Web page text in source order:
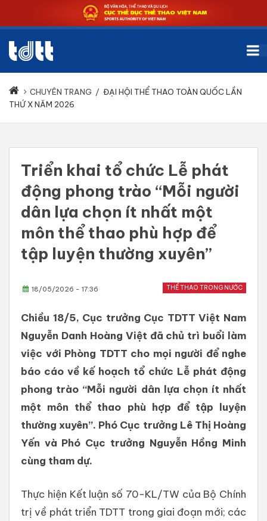
CHUYÊN TRANG / ĐẠI HỘI THỂ THAO TOÀN QUỐC LẦN
THỨ X NĂM 2026
Triển khai tổ chức Lễ phát
động phong trào “Mỗi người
dân lựa chọn ít nhất một
môn thể thao phù hợp để
tập luyện thường xuyên”
THỂ THAO TRONG NƯỚC
18/05/2026 - 17:36
Chiều 18/5, Cục trưởng Cục TDTT Việt Nam
Nguyễn Danh Hoàng Việt đã chủ trì buổi làm
việc với Phòng TDTT cho mọi người để nghe
báo cáo về kế hoạch tổ chức Lễ phát động
phong trào “Mỗi người dân lựa chọn ít nhất
một môn thể thao phù hợp để tập luyện
thường xuyên”. Phó Cục trưởng Lê Thị Hoàng
Yến và Phó Cục trưởng Nguyễn Hồng Minh
cùng tham dự.
Thực hiện Kết luận số 70-KL/TW của Bộ Chính
trị về phát triển TDTT trong giai đoạn mới; các